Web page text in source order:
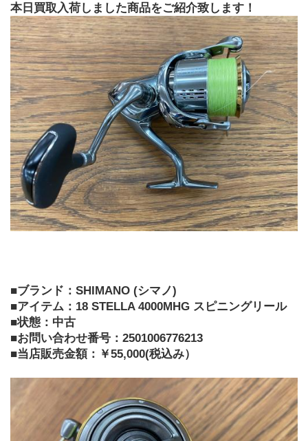
本日買取入荷しました商品をご紹介致します！
■ブランド：SHIMANO (シマノ)
■アイテム： 18 STELLA 4000MHG スピニングリール
■状態：中古
■お問い合わせ番号：2501006776213
■当店販売金額：￥55,000(税込み）